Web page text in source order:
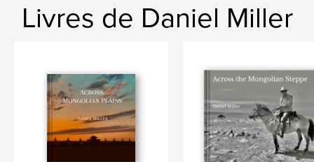
Livres de Daniel Miller